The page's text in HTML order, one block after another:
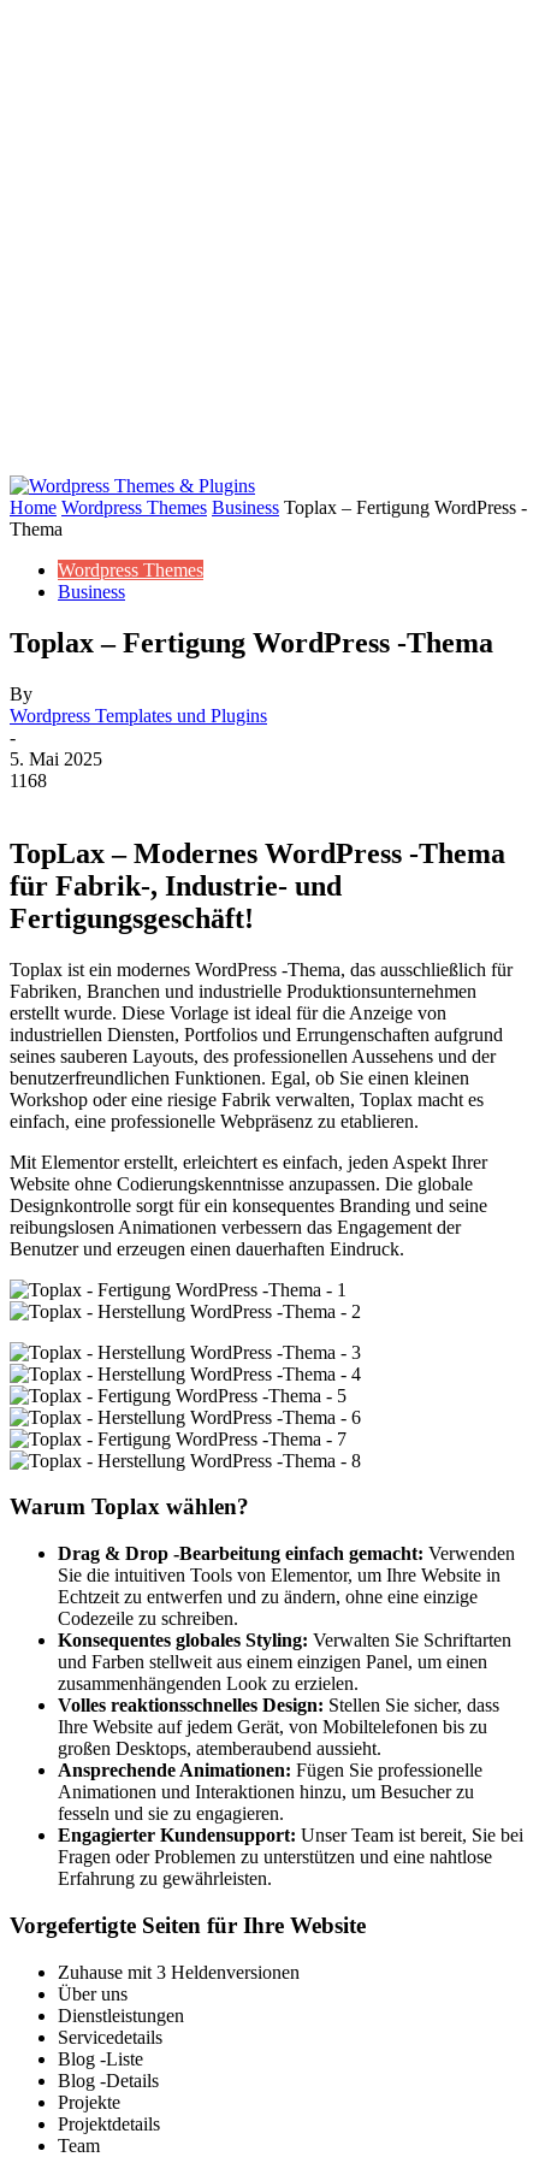
Home Wordpress Themes Business Toplax – Fertigung WordPress -
Thema
Wordpress Themes
Business
Toplax – Fertigung WordPress -Thema
By
Wordpress Templates und Plugins
-
5. Mai 2025
1168
TopLax – Modernes WordPress -Thema
für Fabrik-, Industrie- und
Fertigungsgeschäft!
Toplax ist ein modernes WordPress -Thema, das ausschließlich für
Fabriken, Branchen und industrielle Produktionsunternehmen
erstellt wurde. Diese Vorlage ist ideal für die Anzeige von
industriellen Diensten, Portfolios und Errungenschaften aufgrund
seines sauberen Layouts, des professionellen Aussehens und der
benutzerfreundlichen Funktionen. Egal, ob Sie einen kleinen
Workshop oder eine riesige Fabrik verwalten, Toplax macht es
einfach, eine professionelle Webpräsenz zu etablieren.
Mit Elementor erstellt, erleichtert es einfach, jeden Aspekt Ihrer
Website ohne Codierungskenntnisse anzupassen. Die globale
Designkontrolle sorgt für ein konsequentes Branding und seine
reibungslosen Animationen verbessern das Engagement der
Benutzer und erzeugen einen dauerhaften Eindruck.
Warum Toplax wählen?
Drag & Drop -Bearbeitung einfach gemacht: Verwenden
Sie die intuitiven Tools von Elementor, um Ihre Website in
Echtzeit zu entwerfen und zu ändern, ohne eine einzige
Codezeile zu schreiben.
Konsequentes globales Styling: Verwalten Sie Schriftarten
und Farben stellweit aus einem einzigen Panel, um einen
zusammenhängenden Look zu erzielen.
Volles reaktionsschnelles Design: Stellen Sie sicher, dass
Ihre Website auf jedem Gerät, von Mobiltelefonen bis zu
großen Desktops, atemberaubend aussieht.
Ansprechende Animationen: Fügen Sie professionelle
Animationen und Interaktionen hinzu, um Besucher zu
fesseln und sie zu engagieren.
Engagierter Kundensupport: Unser Team ist bereit, Sie bei
Fragen oder Problemen zu unterstützen und eine nahtlose
Erfahrung zu gewährleisten.
Vorgefertigte Seiten für Ihre Website
Zuhause mit 3 Heldenversionen
Über uns
Dienstleistungen
Servicedetails
Blog -Liste
Blog -Details
Projekte
Projektdetails
Team